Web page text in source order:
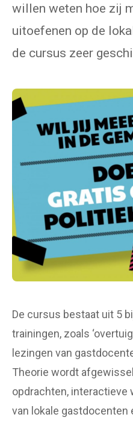
willen weten hoe zij
uitoefenen op de
de cursus zeer
De cursus bestaat uit 5
trainingen, zoals
lezingen van
Theorie wordt
opdrachten, interactieve
van lokale